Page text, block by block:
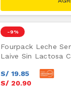
-9 %
Fourpack Leche
Laive Sin Lactosa
S/ 19.85
S/ 20.90